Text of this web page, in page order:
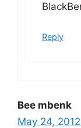
Reply
Bee mbenk
May 24,